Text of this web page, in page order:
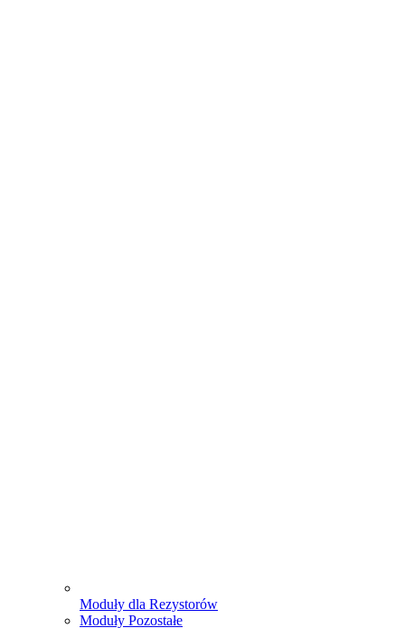
Moduły dla Rezystorów
Moduły Pozostałe